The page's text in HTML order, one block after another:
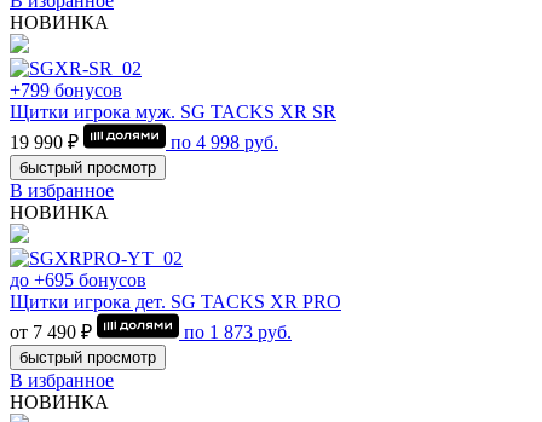
НОВИНКА
+799 бонусов
Щитки игрока муж. SG TACKS XR SR
19 990 ₽
по 4 998 руб.
быстрый просмотр
В избранное
НОВИНКА
до +695 бонусов
Щитки игрока дет. SG TACKS XR PRO
от 7 490 ₽
по 1 873 руб.
быстрый просмотр
В избранное
НОВИНКА